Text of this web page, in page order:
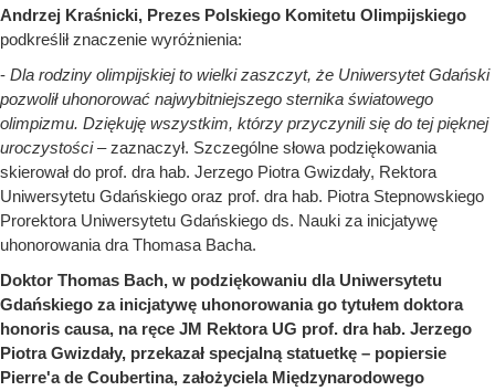
Andrzej Kraśnicki, Prezes Polskiego Komitetu Olimpijskiego
podkreślił znaczenie wyróżnienia:
- Dla rodziny olimpijskiej to wielki zaszczyt, że Uniwersytet Gdański
pozwolił uhonorować najwybitniejszego sternika światowego
olimpizmu. Dziękuję wszystkim, którzy przyczynili się do tej pięknej
uroczystości– zaznaczył. Szczególne słowa podziękowania
skierował do prof. dra hab. Jerzego Piotra Gwizdały, Rektora
Uniwersytetu Gdańskiego oraz prof. dra hab. Piotra Stepnowskiego
Prorektora Uniwersytetu Gdańskiego ds. Nauki za inicjatywę
uhonorowania dra Thomasa Bacha.
Doktor Thomas Bach, w podziękowaniu dla Uniwersytetu
Gdańskiego za inicjatywę uhonorowania go tytułem doktora
honoris causa, na ręce JM Rektora UG prof. dra hab. Jerzego
Piotra Gwizdały, przekazał specjalną statuetkę – popiersie
Pierre'a de Coubertina, założyciela Międzynarodowego